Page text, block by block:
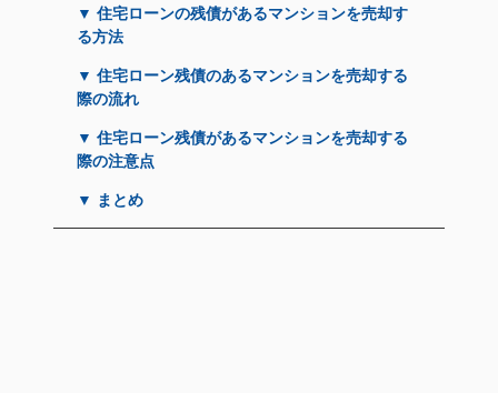
▼ 住宅ローンの残債があるマンションを売却す
る方法
▼ 住宅ローン残債のあるマンションを売却する
際の流れ
▼ 住宅ローン残債があるマンションを売却する
際の注意点
▼ まとめ